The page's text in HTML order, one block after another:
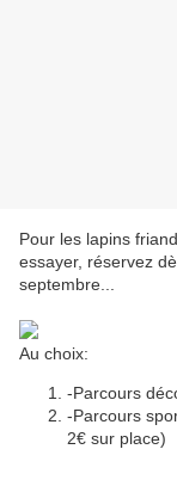
Pour les lapins
essayer, réservez
septembre...
Au choix:
-Parcours
-Parcours
2€ sur place)